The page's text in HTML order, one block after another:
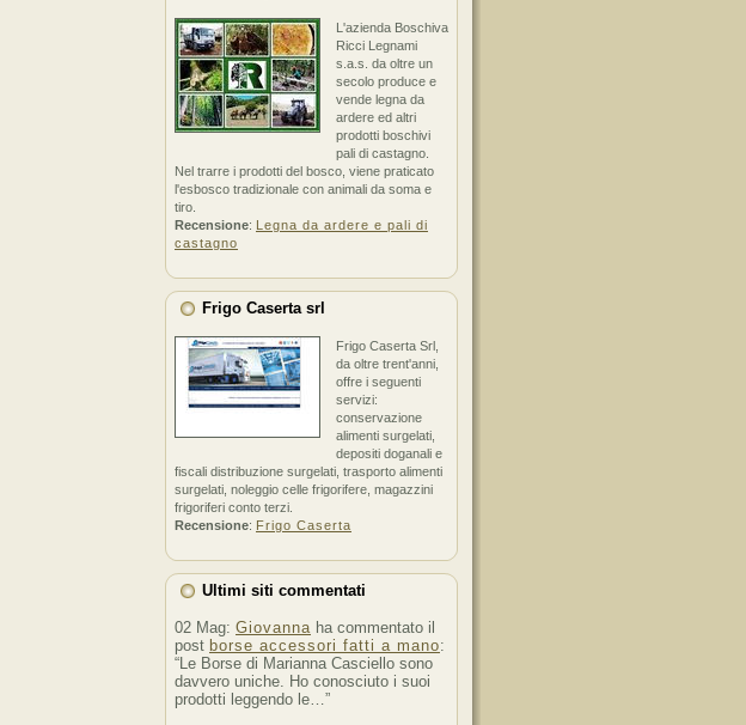
L'azienda Boschiva
Ricci Legnami
s.a.s. da oltre un
secolo produce e
vende legna da
ardere ed altri
prodotti boschivi
pali di castagno.
Nel trarre i prodotti del bosco, viene praticato
l'esbosco tradizionale con animali da soma e
tiro.
Recensione: Legna da ardere e pali di
castagno
Frigo Caserta srl
Frigo Caserta Srl,
da oltre trent'anni,
offre i seguenti
servizi:
conservazione
alimenti surgelati,
depositi doganali e
fiscali distribuzione surgelati, trasporto alimenti
surgelati, noleggio celle frigorifere, magazzini
frigoriferi conto terzi.
Recensione: Frigo Caserta
Ultimi siti commentati
02 Mag: Giovanna ha commentato il
post borse accessori fatti a mano:
“Le Borse di Marianna Casciello sono
davvero uniche. Ho conosciuto i suoi
prodotti leggendo le…”